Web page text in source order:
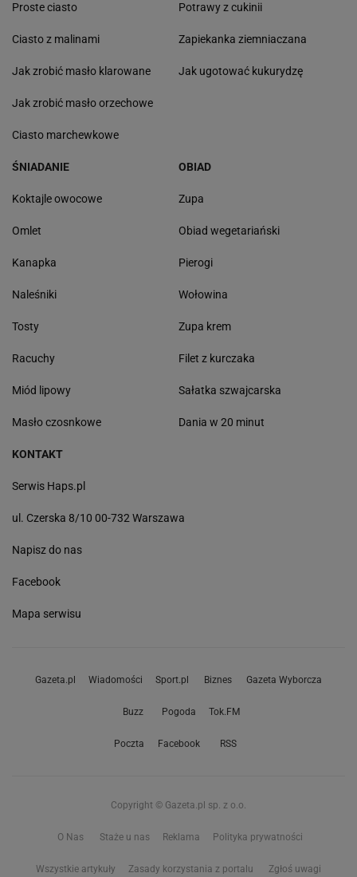
Proste ciasto
Ciasto z malinami
Jak zrobić masło klarowane
Jak zrobić masło orzechowe
Ciasto marchewkowe
Potrawy z cukinii
Zapiekanka ziemniaczana
Jak ugotować kukurydzę
ŚNIADANIE
Koktajle owocowe
Omlet
Kanapka
Naleśniki
Tosty
Racuchy
Miód lipowy
Masło czosnkowe
OBIAD
Zupa
Obiad wegetariański
Pierogi
Wołowina
Zupa krem
Filet z kurczaka
Sałatka szwajcarska
Dania w 20 minut
KONTAKT
Serwis Haps.pl
ul. Czerska 8/10 00-732 Warszawa
Napisz do nas
Facebook
Mapa serwisu
Gazeta.pl Wiadomości Sport.pl Biznes Gazeta Wyborcza
Buzz Pogoda Tok.FM
Poczta Facebook RSS
Copyright © Gazeta.pl sp. z o.o.
O Nas Staże u nas Reklama Polityka prywatności
Wszystkie artykuły Zasady korzystania z portalu Zgłoś uwagi